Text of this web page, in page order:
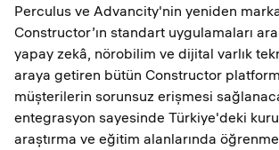
Perculus ve Advancity'nin yeniden
Constructor’ın standart uygulamaları
yapay zekâ, nörobilim ve dijital varlık
araya getiren bütün Constructor
müşterilerin sorunsuz erişmesi
entegrasyon sayesinde Türkiye'deki
araştırma ve eğitim alanlarında öğrenme